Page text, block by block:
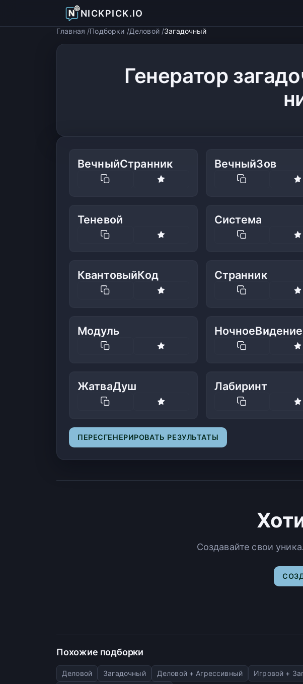
NICKPICK.IO
Главная Подборки Деловой Загадочный
Генератор
ВечныйСтранник ВечныйЗов
Теневой Система
КвантовыйКод Странник
Модуль НочноеВидение
ЖатваДуш Лабиринт
ПЕРЕСГЕНЕРИРОВАТЬ РЕЗУЛЬТАТЫ
Создавайте свои
Похожие подборки
Деловой Загадочный Деловой + Агрессивный Игровой +